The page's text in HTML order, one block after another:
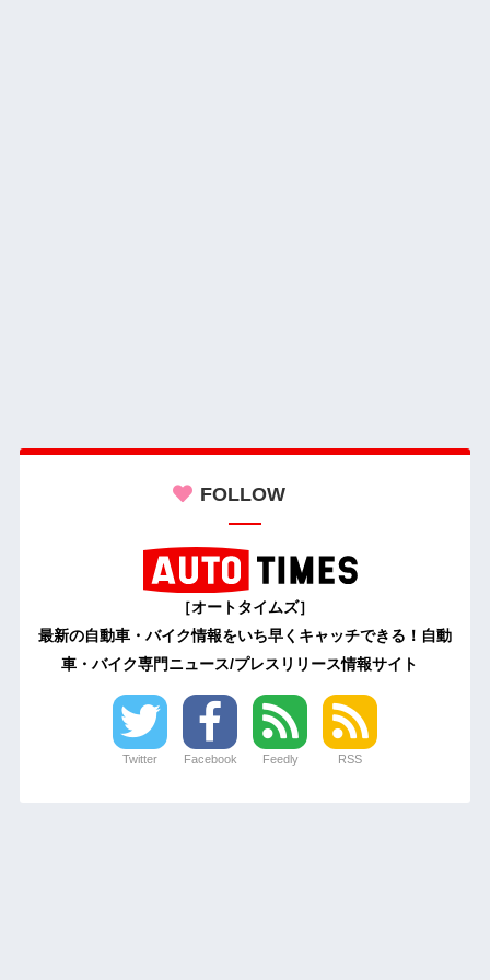
FOLLOW
［オートタイムズ］
最新の自動車・バイク情報をいち早くキャッチできる！自動
車・バイク専門ニュース/プレスリリース情報サイト
Twitter Facebook Feedly RSS